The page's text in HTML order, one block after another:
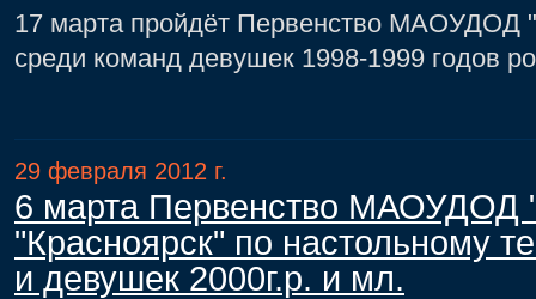
17 марта пройдёт Первенство
среди команд девушек 1998-1999 годов
29 февраля 2012 г.
6 марта Первенство
"Красноярск" по настольному
и девушек 2000г.р. и мл.